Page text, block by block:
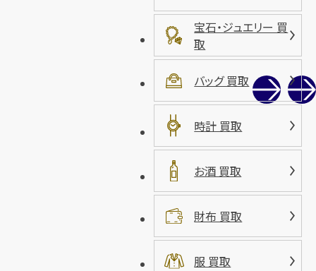
宝石・ジュエリー 買
取
バッグ 買取
時計 買取
お酒 買取
財布 買取
服 買取